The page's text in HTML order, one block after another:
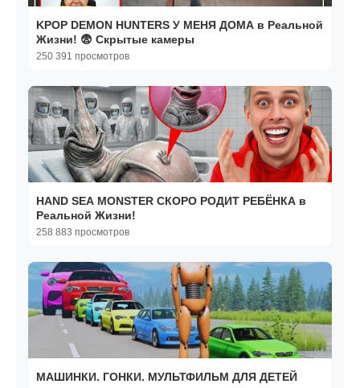
KPOP DEMON HUNTERS У МЕНЯ ДОМА в Реальной
Жизни! 😨 Скрытые камеры
250 391 просмотров
HAND SEA MONSTER СКОРО РОДИТ РЕБЁНКА в
Реальной Жизни!
258 883 просмотров
МАШИНКИ. ГОНКИ. МУЛЬТФИЛЬМ ДЛЯ ДЕТЕЙ